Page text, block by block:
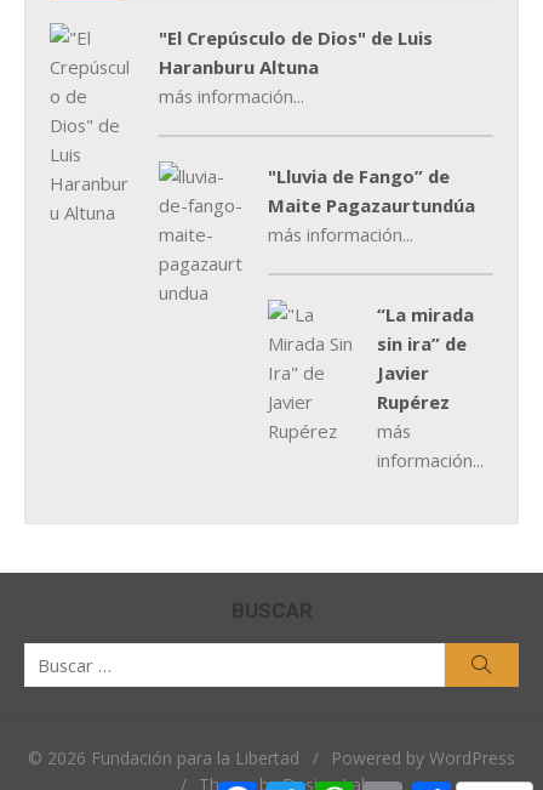
"El Crepúsculo de Dios" de Luis
Haranburu Altuna
más información...
"Lluvia de Fango” de
Maite Pagazaurtundúa
más información...
“La mirada
sin ira” de
Javier
Rupérez
más
información...
BUSCAR
© 2026 Fundación para la Libertad /
Powered by WordPress
/ Theme by Design Lab